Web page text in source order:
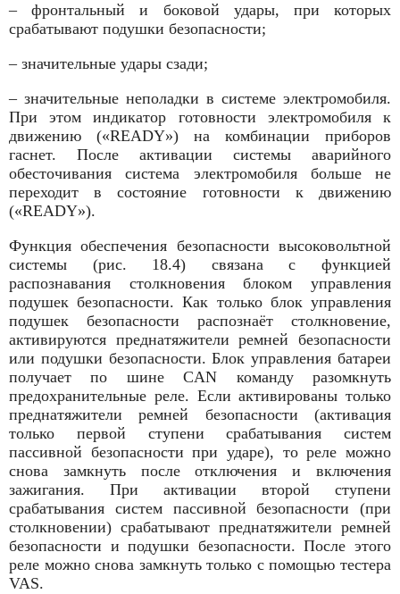
– фронтальный и боковой удары, при которых
срабатывают подушки безопасности;
– значительные удары сзади;
– значительные неполадки в системе электромобиля.
При этом индикатор готовности электромобиля к
движению («READY») на комбинации приборов
гаснет. После активации системы аварийного
обесточивания система электромобиля больше не
переходит в состояние готовности к движению
(«READY»).
Функция обеспечения безопасности высоковольтной
системы (рис. 18.4) связана с функцией
распознавания столкновения блоком управления
подушек безопасности. Как только блок управления
подушек безопасности распознаёт столкновение,
активируются преднатяжители ремней безопасности
или подушки безопасности. Блок управления батареи
получает по шине CAN команду разомкнуть
предохранительные реле. Если активированы только
преднатяжители ремней безопасности (активация
только первой ступени срабатывания систем
пассивной безопасности при ударе), то реле можно
снова замкнуть после отключения и включения
зажигания. При активации второй ступени
срабатывания систем пассивной безопасности (при
столкновении) срабатывают преднатяжители ремней
безопасности и подушки безопасности. После этого
реле можно снова замкнуть только с помощью тестера
VAS.